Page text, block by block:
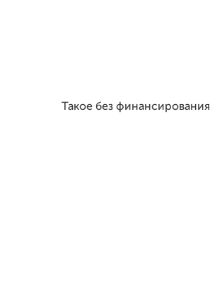
Такое без финансирования